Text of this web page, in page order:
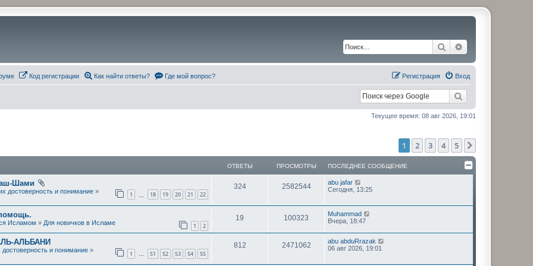
Поиск
Код регистрации Как найти ответы? Где мой вопрос? Вход
Регистрация
Текущее время: 08 авг 2026, 19:01
1 2 3 4 5
ОТВЕТЫ ПРОСМОТРЫ ПОСЛЕДНЕЕ СООБЩЕНИЕ
Шами
1 18 19 20 21 22
достоверность и понимание »
324О
е
т
ы
2582544П
с
м
о
П
о
е
д
н
е
е
с
о
abu jafar
Сегодня, 13:25
1 2
Исламом » Для новичков в Исламе
19
т
в
е
100323
р
о
с
П
о
л
е
д
е
Muhammad
Вчера, 18:47
АЛЬБАНИ
1 … 51 52 53 54 55
и понимание »
812О
2471062П
П
о
abu abduRrazak
06 авг 2026, 19:01